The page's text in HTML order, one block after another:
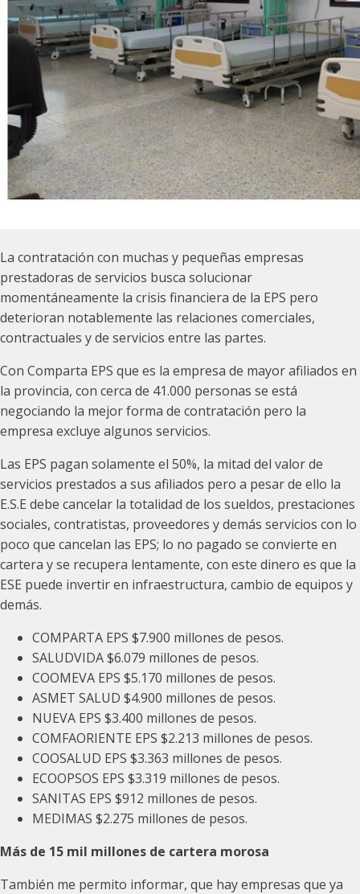
La contratación con muchas y pequeñas empresas
prestadoras de servicios busca solucionar
momentáneamente la crisis financiera de la EPS pero
deterioran notablemente las relaciones comerciales,
contractuales y de servicios entre las partes.
Con Comparta EPS que es la empresa de mayor afiliados en
la provincia, con cerca de 41.000 personas se está
negociando la mejor forma de contratación pero la
empresa excluye algunos servicios.
Las EPS pagan solamente el 50%, la mitad del valor de
servicios prestados a sus afiliados pero a pesar de ello la
E.S.E debe cancelar la totalidad de los sueldos, prestaciones
sociales, contratistas, proveedores y demás servicios con lo
poco que cancelan las EPS; lo no pagado se convierte en
cartera y se recupera lentamente, con este dinero es que la
ESE puede invertir en infraestructura, cambio de equipos y
demás.
COMPARTA EPS $7.900 millones de pesos.
SALUDVIDA $6.079 millones de pesos.
COOMEVA EPS $5.170 millones de pesos.
ASMET SALUD $4.900 millones de pesos.
NUEVA EPS $3.400 millones de pesos.
COMFAORIENTE EPS $2.213 millones de pesos.
COOSALUD EPS $3.363 millones de pesos.
ECOOPSOS EPS $3.319 millones de pesos.
SANITAS EPS $912 millones de pesos.
MEDIMAS $2.275 millones de pesos.
Más de 15 mil millones de cartera morosa
También me permito informar, que hay empresas que ya